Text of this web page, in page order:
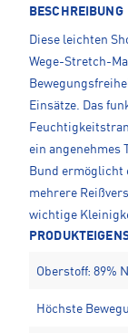
BESCHREIBUNG
Diese leichten
Wege-Stretch-
Einsätze. Das
ein angenehmes
Bund ermöglicht
mehrere
wichtige
Oberstoff: 89%
Höchste